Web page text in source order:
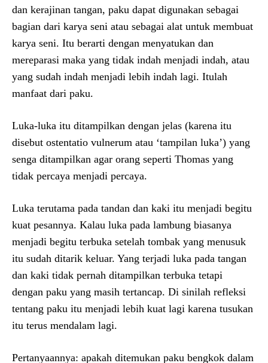
dan kerajinan tangan, paku dapat digunakan sebagai
bagian dari karya seni atau sebagai alat untuk membuat
karya seni. Itu berarti dengan menyatukan dan
mereparasi maka yang tidak indah menjadi indah, atau
yang sudah indah menjadi lebih indah lagi. Itulah
manfaat dari paku.
Luka-luka itu ditampilkan dengan jelas (karena itu
disebut ostentatio vulnerum atau ‘tampilan luka’) yang
senga ditampilkan agar orang seperti Thomas yang
tidak percaya menjadi percaya.
Luka terutama pada tandan dan kaki itu menjadi begitu
kuat pesannya. Kalau luka pada lambung biasanya
menjadi begitu terbuka setelah tombak yang menusuk
itu sudah ditarik keluar. Yang terjadi luka pada tangan
dan kaki tidak pernah ditampilkan terbuka tetapi
dengan paku yang masih tertancap. Di sinilah refleksi
tentang paku itu menjadi lebih kuat lagi karena tusukan
itu terus mendalam lagi.
Pertanyaannya: apakah ditemukan paku bengkok dalam